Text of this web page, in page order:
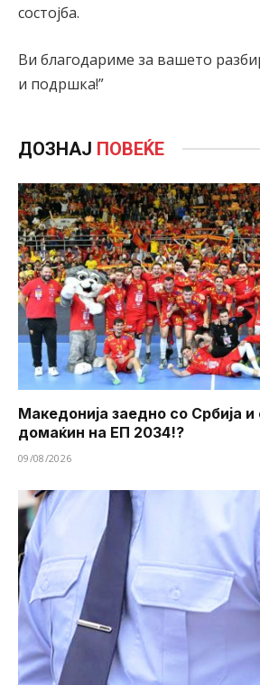
состојба.
Ви благодариме за вашето
и подршка!”
ДОЗНАЈ ПОВЕЌЕ
Македонија заедно со Србија и
домаќин на ЕП 2034!?
09/08/2026